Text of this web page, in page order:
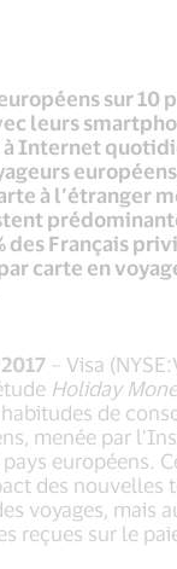
sur 10
leurs
à Internet
à l’étranger
des Français
carte en
– Visa
Holiday
de
menée par
européens.
des nouvelles
voyages, mais
reçues sur le